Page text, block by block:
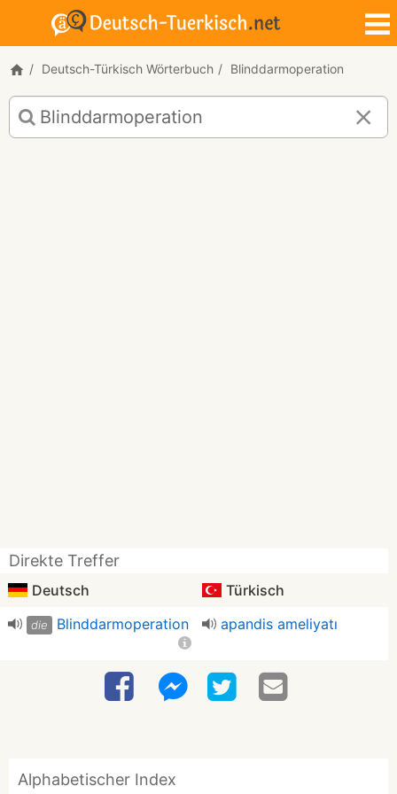
Deutsch-Türkisch Wörterbuch Blinddarmoperation
Deutsch-
Türkisch
Übersetzung
Direkte Treffer
Deutsch Türkisch
die Blinddarmoperation apandis ameliyatı
Alphabetischer Index